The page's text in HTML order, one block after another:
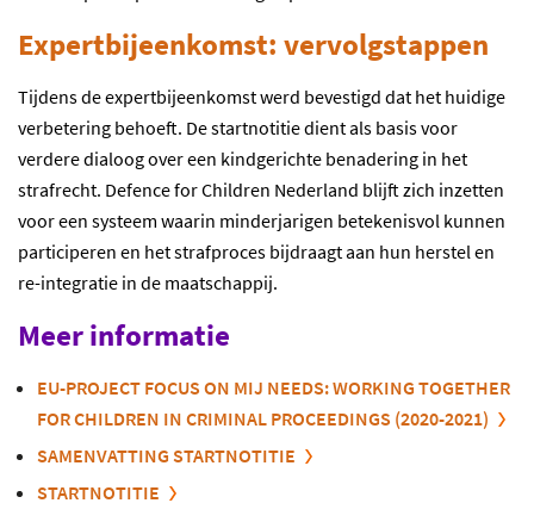
Expertbijeenkomst: vervolgstappen
Tijdens de expertbijeenkomst werd bevestigd dat het huidige
verbetering behoeft. De startnotitie dient als basis voor
verdere dialoog over een kindgerichte benadering in het
strafrecht. Defence for Children Nederland blijft zich inzetten
voor een systeem waarin minderjarigen betekenisvol kunnen
participeren en het strafproces bijdraagtaan hun herstel en
re-integratie in de maatschappij.
Meer informatie
EU-PROJECT FOCUS ON MIJ NEEDS: WORKING TOGETHER
FOR CHILDREN IN CRIMINAL PROCEEDINGS (2020-2021)
SAMENVATTING STARTNOTITIE
STARTNOTITIE